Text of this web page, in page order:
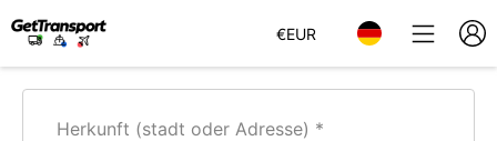
€EUR
Herkunft (stadt oder Adresse)